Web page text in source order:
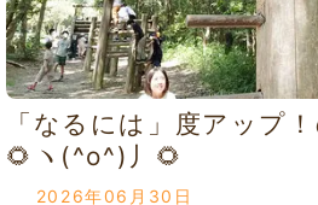
「なるには」度アップ
🌻ヽ(^o^)丿🌻
2026年06月30日